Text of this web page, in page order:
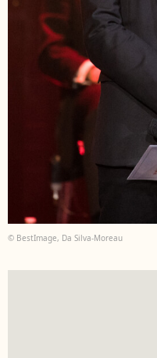
© BestImage, Da Silva-Moreau